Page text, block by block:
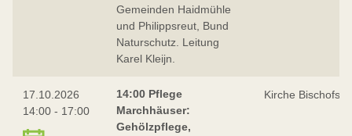
Gemeinden Haidmühle
und Philippsreut, Bund
Naturschutz. Leitung
Karel Kleijn.
17.10.2026
14:00 - 17:00
14:00 Pflege
Marchhäuser:
Gehölzpflege,
Kirche